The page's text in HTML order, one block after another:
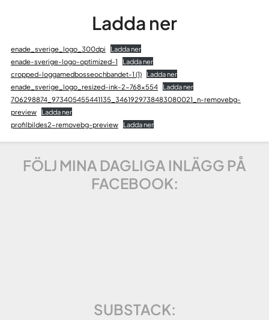
Ladda ner
enade_sverige_logo_300dpi
Ladda ner
enade-sverige-logo-optimized-1
Ladda ner
cropped-loggamedbosseochbandet-1 (1)
Ladda ner
enade_sverige_logo_resized-ink-2-768×554
Ladda ner
706298874_973405455441135_3461929738483080021_n-removebg-
preview
Ladda ner
profilbildes2-removebg-preview
Ladda ner
FÖLJ MINA DAGLIGA INLÄGG PÅ
FACEBOOK:
SUBSTACK: